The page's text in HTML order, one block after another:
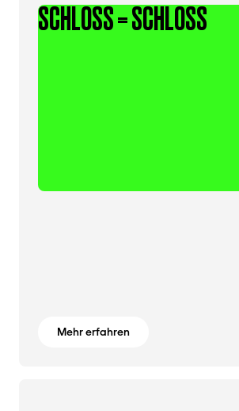
SCHLOSS = SCHLOSS
Mehr erfahren